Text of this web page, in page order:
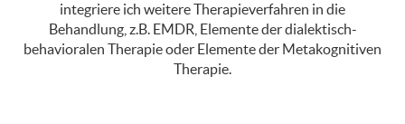
integriere ich weitere Therapieverfahren in die
Behandlung, z.B. EMDR, Elemente der dialektisch-
behavioralen Therapie oder Elemente der Metakognitiven
Therapie.